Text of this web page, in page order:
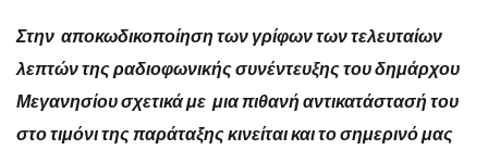
Στην αποκωδικοποίηση των γρίφων των τελευταίων
λεπτών της ραδιοφωνικής συνέντευξης του δημάρχου
Μεγανησίου σχετικά με μια πιθανή αντικατάστασή του
στο τιμόνι της παράταξης κινείται και το σημερινό μας